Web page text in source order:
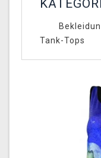
Tank-Tops